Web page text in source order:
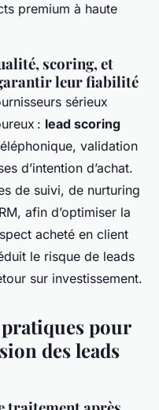
premium à haute
scoring, et
leur fiabilité
sérieux
: lead scoring
validation
d’intention d’achat.
de suivi, de nurturing
afin d’optimiser la
acheté en client
le risque de leads
sur investissement.
pour
des leads